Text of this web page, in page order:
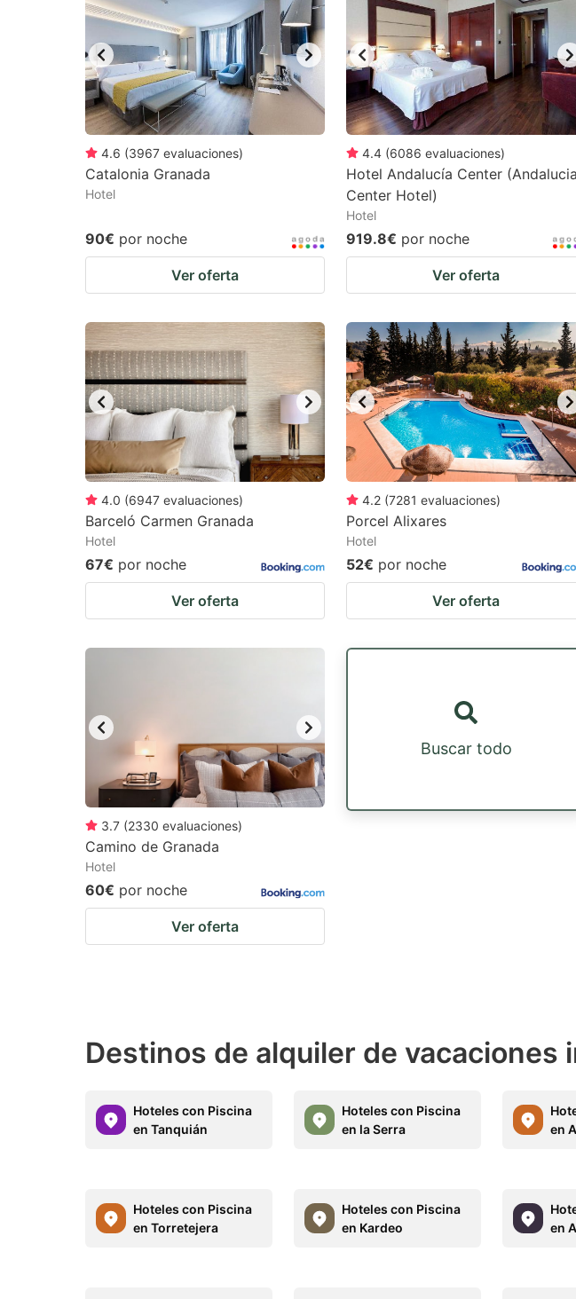
mark
key
to
get
the
keyboard
shortcuts
changing
dates.
mark
key
to
get
the
keyboard
shortcuts
for
changing
dates.
4.6 (3967 evaluaciones)
Catalonia Granada
Hotel
90€ por noche
Ver oferta
4.4 (6086 evaluaciones)
Hotel Andalucía Center (Andalucia
Center Hotel)
Hotel
919.8€ por noche
Ver oferta
4.0 (6947 evaluaciones)
Barceló Carmen Granada
Hotel
67€ por noche
Ver oferta
4.2 (7281 evaluaciones)
Porcel Alixares
Hotel
52€ por noche
Ver oferta
3.7 (2330 evaluaciones)
Camino de Granada
Hotel
60€ por noche
Ver oferta
Buscar todo
Destinos de alquiler de vacaciones
Hoteles con Piscina
en Tanquián
Hoteles con Piscina
en la Serra
en
Hoteles con Piscina
en Torretejera
Hoteles con Piscina
en Kardeo
en